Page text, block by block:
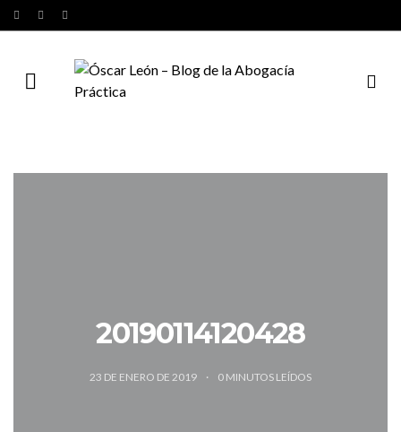
20190114120428
23 DE ENERO DE 2019 0 MINUTOS LEÍDOS